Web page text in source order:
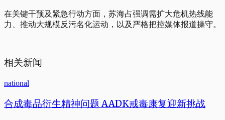
在关键干预及紧急行动方面，苏海占强调需扩大危机热线能
力、推动大规模反污名化运动，以及严格把控媒体报道操守。
相关新闻
national
合成毒品衍生精神问题 AADK戒毒康复迎新挑战